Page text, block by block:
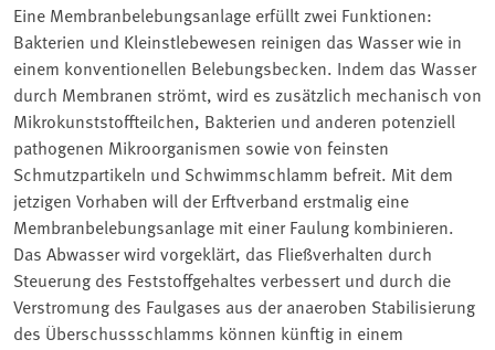
Eine Membranbelebungsanlage erfüllt zwei Funktionen:
Bakterien und Kleinstlebewesen reinigen das Wasser wie in
einem konventionellen Belebungsbecken. Indem das Wasser
durch Membranen strömt, wird es zusätzlich mechanisch von
Mikrokunststoffteilchen, Bakterien und anderen potenziell
pathogenen Mikroorganismen sowie von feinsten
Schmutzpartikeln und Schwimmschlamm befreit. Mit dem
jetzigen Vorhaben will der Erftverband erstmalig eine
Membranbelebungsanlage mit einer Faulung kombinieren.
Das Abwasser wird vorgeklärt, das Fließverhalten durch
Steuerung des Feststoffgehaltes verbessert und durch die
Verstromung des Faulgases aus der anaeroben Stabilisierung
des Überschussschlamms können künftig in einem